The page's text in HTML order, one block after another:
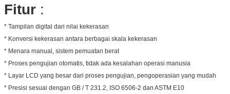
Fitur :
* Tampilan digital dari nilai kekerasan
* Konversi kekerasan antara berbagai skala kekerasan
* Menara manual, sistem pemuatan berat
* Proses pengujian otomatis, tidak ada kesalahan operasi manusia
* Layar LCD yang besar dari proses pengujian, pengoperasian yang mudah
* Presisi sesuai dengan GB / T 231.2, ISO 6506-2 dan ASTM E10